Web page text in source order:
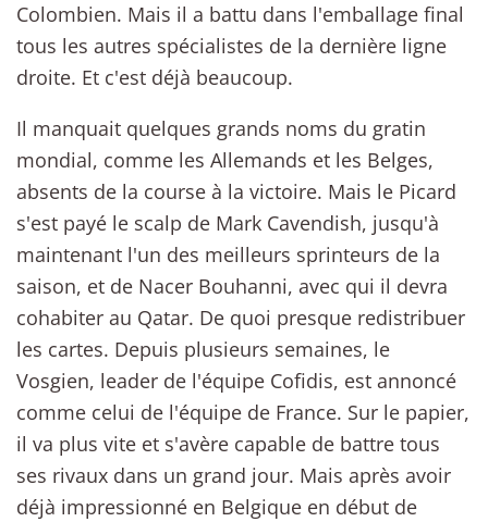
Colombien. Mais il a battu dans l'emballage final
tous les autres spécialistes de la dernière ligne
droite. Et c'est déjà beaucoup.
Il manquait quelques grands noms du gratin
mondial, comme les Allemands et les Belges,
absents de la course à la victoire. Mais le Picard
s'est payé le scalp de Mark Cavendish, jusqu'à
maintenant l'un des meilleurs sprinteurs de la
saison, et de Nacer Bouhanni, avec qui il devra
cohabiter au Qatar. De quoi presque redistribuer
les cartes. Depuis plusieurs semaines, le
Vosgien, leader de l'équipe Cofidis, est annoncé
comme celui de l'équipe de France. Sur le papier,
il va plus vite et s'avère capable de battre tous
ses rivaux dans un grand jour. Mais après avoir
déjà impressionné en Belgique en début de